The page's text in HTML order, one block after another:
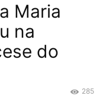
Maria
na
do
285